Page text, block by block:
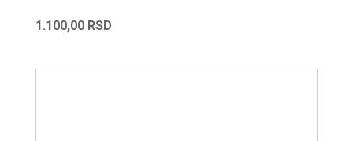
1.100,00 RSD